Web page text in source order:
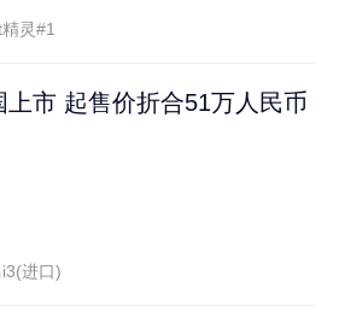
灵#1
上市 起售价折合51万人民币
进口)